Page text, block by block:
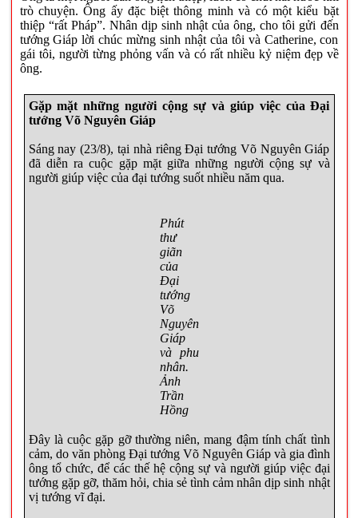
trò chuyện. Ông ấy đặc biệt thông minh và có một kiểu bặt
thiệp “rất Pháp”. Nhân dịp sinh nhật của ông, cho tôi gửi đến
tướng Giáp lời chúc mừng sinh nhật của tôi và Catherine, con
gái tôi, người từng phỏng vấn và có rất nhiều kỷ niệm đẹp về
ông.
Gặp mặt những người cộng sự và giúp việc của Đại
tướng Võ Nguyên Giáp
Sáng nay (23/8), tại nhà riêng Đại tướng Võ Nguyên Giáp
đã diễn ra cuộc gặp mặt giữa những người cộng sự và
người giúp việc của đại tướng suốt nhiều năm qua.
Phút
thư
giãn
của
Đại
tướng
Võ
Nguyên
Giáp
và phu
nhân.
Ảnh
Trần
Hồng
Đây là cuộc gặp gỡ thường niên, mang đậm tính chất tình
cảm, do văn phòng Đại tướng Võ Nguyên Giáp và gia đình
ông tổ chức, để các thế hệ cộng sự và người giúp việc đại
tướng gặp gỡ, thăm hỏi, chia sẻ tình cảm nhân dịp sinh nhật
vị tướng vĩ đại.